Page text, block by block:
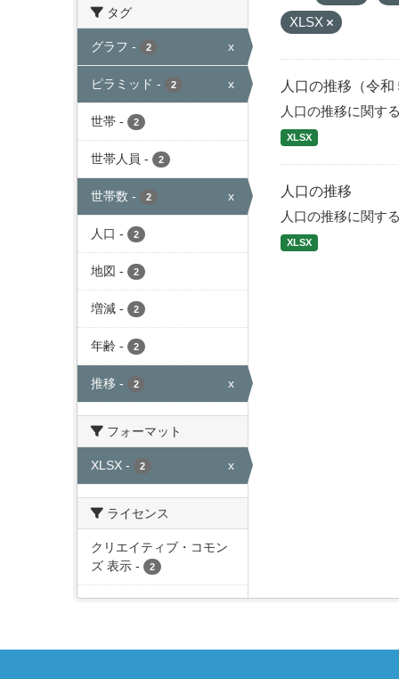
タグ
グラフ - 2 x
ピラミッド - 2 x
世帯 - 2
世帯人員 - 2
世帯数 - 2 x
人口 - 2
地図 - 2
増減 - 2
年齢 - 2
推移 - 2 x
フォーマット
XLSX - 2 x
ライセンス
クリエイティブ・コモン
ズ 表示 - 2
XLSX
人口の推移（令和
人口の推移に関す
XLSX
人口の推移
人口の推移に関す
XLSX